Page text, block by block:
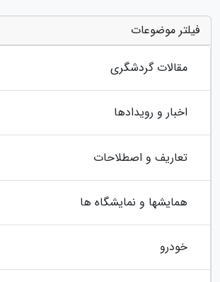
فیلتر موضوعات
مقالات گردشگری
اخبار و رویدادها
تعاریف و اصطلاحات
همایشها و نمایشگاه ها
خودرو